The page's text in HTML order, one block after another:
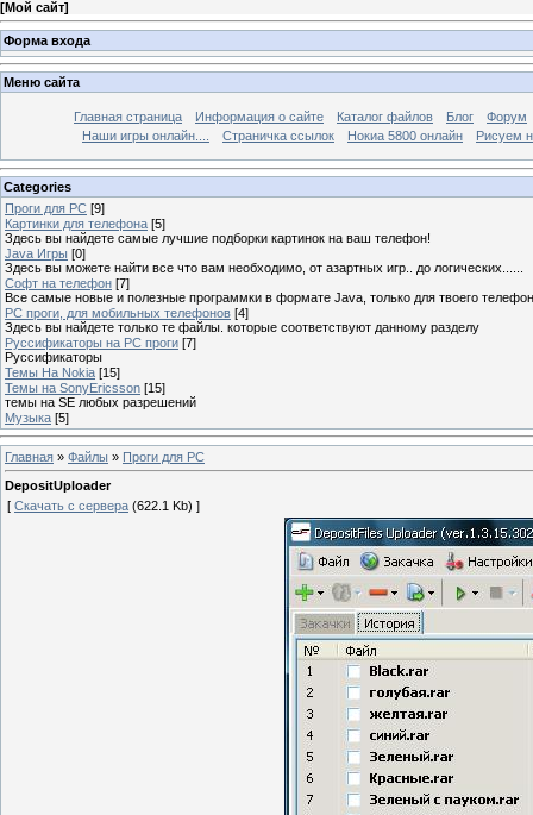
[Мой сайт]
Форма входа
Меню сайта
Главная страница Информация о сайте Каталог файлов Блог
Форум
Наши игры онлайн....
Страничка ссылок Нокиа 5800 онлайн Рисуем
Categories
Проги для PC [9]
Картинки для телефона [5]
Здесь вы найдете самые лучшие подборки картинок на ваш телефон!
Java Игры [0]
Здесь вы можете найти все что вам необходимо, от азартных игр.. до логических......
Софт на телефон [7]
Все самые новые и полезные программки в формате Java, только для твоего
PC проги, для мобильных телефонов [4]
Здесь вы найдете только те файлы. которые соответствуют данному разделу
Руссификаторы на PC проги [7]
Руссификаторы
Темы На Nokia [15]
Темы на SonyEricsson [15]
темы на SE любых разрешений
Музыка [5]
Главная » Файлы » Проги для PC
DepositUploader
[ Скачать с сервера (622.1 Kb) ]